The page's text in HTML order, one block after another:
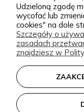
przygotowywana
ogrodu w jak
stawiamy
Wiemy, że
podstawa
sprzedaży roślin
Nasze sadzonki
zabezpieczane
Informacje
Udzieloną zgodę
wycofać lub
cookies" na dole
Szczegóły o
zasadach
znajdziesz w